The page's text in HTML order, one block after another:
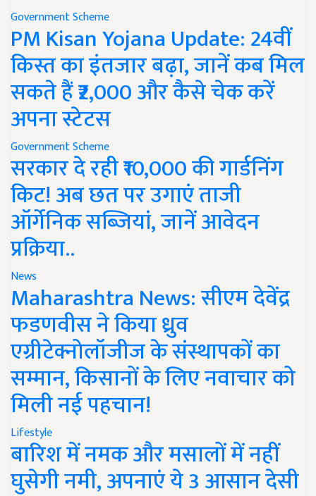
Government Scheme
PM Kisan Yojana Update: 24वीं
किस्त का इंतजार बढ़ा, जानें कब मिल
सकते हैं ₹2,000 और कैसे चेक करें
अपना स्टेटस
Government Scheme
सरकार दे रही ₹10,000 की गार्डनिंग
किट! अब छत पर उगाएं ताजी
ऑर्गेनिक सब्जियां, जानें आवेदन
प्रक्रिया..
News
Maharashtra News: सीएम देवेंद्र
फडणवीस ने किया ध्रुव
एग्रीटेक्नोलॉजीज के संस्थापकों का
सम्मान, किसानों के लिए नवाचार को
मिली नई पहचान!
Lifestyle
बारिश में नमक और मसालों में नहीं
घुसेगी नमी, अपनाएं ये 3 आसान देसी